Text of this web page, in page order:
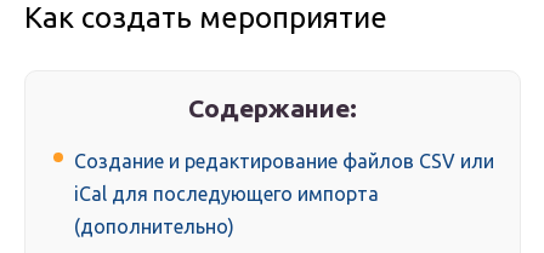
Как создать мероприятие
Содержание:
Создание и редактирование файлов CSV или
iCal для последующего импорта
(дополнительно)